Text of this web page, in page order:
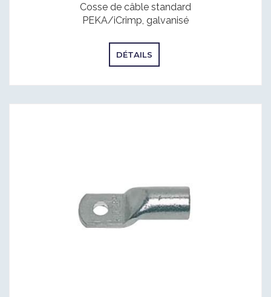
Cosse de câble standard
PEKA/iCrimp, galvanisé
DÉTAILS